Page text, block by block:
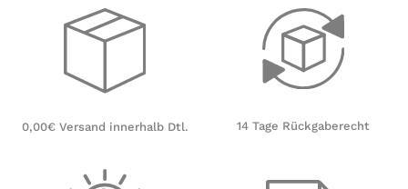
0,00€ Versand innerhalb Dtl. 14 Tage Rückgaberecht